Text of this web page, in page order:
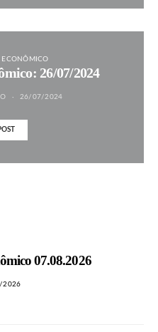
ECONÔMICO
26/07/2024
26/07/2024
07.08.2026
2026